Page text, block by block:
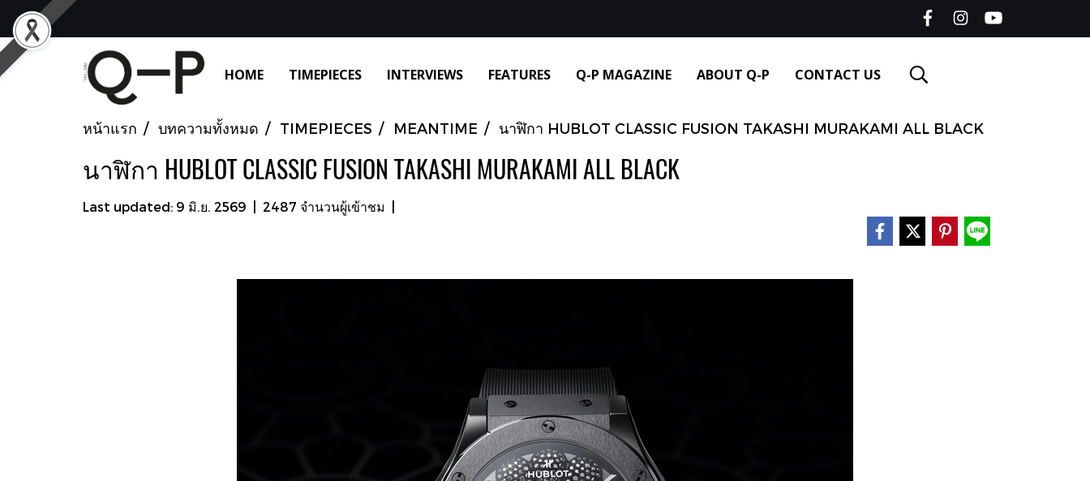
HOME TIMEPIECES INTERVIEWS FEATURES Q-P MAGAZINE ABOUT Q-P CONTACT US
หน้าแรก บทความทั้งหมด TIMEPIECES MEANTIME นาฬิกา HUBLOT CLASSIC FUSION TAKASHI MURAKAMI ALL BLACK
นาฬิกา HUBLOT CLASSIC FUSION TAKASHI MURAKAMI ALL BLACK
Last updated: 9 มิ.ย. 2569 2487 จำนวนผู้เข้าชม